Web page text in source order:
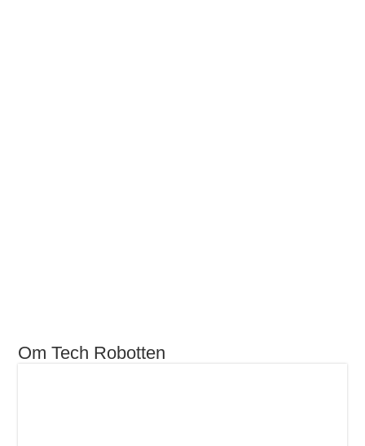
Om Tech Robotten